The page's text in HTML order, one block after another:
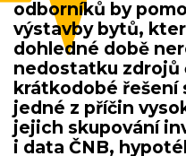
odborníků by
výstavby bytů,
dohledné době
nedostatku zdrojů
krátkodobé řešení
jedné z příčin
jejich skupování
i data ČNB,